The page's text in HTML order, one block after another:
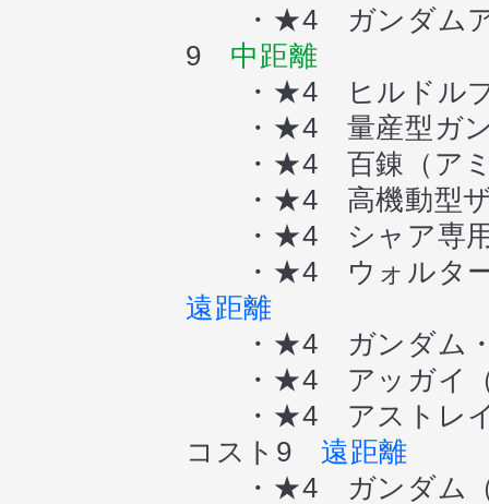
・★4 ガンダムア
9 中距離
・★4 ヒルドルブ
・★4 量産型ガン
・★4 百錬（ア
・★4 高機動型ザ
・★4 シャア専用
・★4 ウォルター
遠距離
・★4 ガンダム・
・★4 アッガイ（
・★4 アストレイ
コスト9遠距離
・★4 ガンダム（